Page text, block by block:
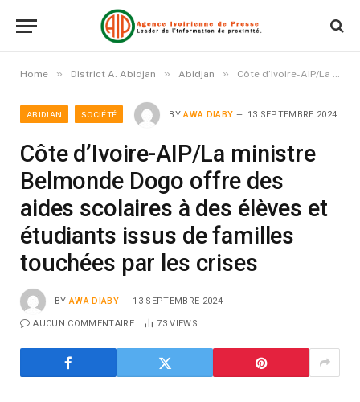
Home » District A. Abidjan » Abidjan » Côte d’Ivoire-AIP/La ministre Belmonde Dogo offre des aides scolaires à des élèves et étudiants issus de familles touchées par les crises
ABIDJAN SOCIÉTÉ BY AWA DIABY 13 SEPTEMBRE 2024
Côte d’Ivoire-AIP/La ministre
Belmonde Dogo offre des
aides scolaires à des élèves et
étudiants issus de familles
touchées par les crises
BY AWA DIABY 13 SEPTEMBRE 2024
AUCUN COMMENTAIRE 73VIEWS